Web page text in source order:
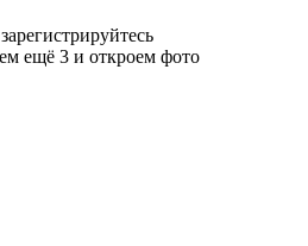
ещё 3 и откроем фото